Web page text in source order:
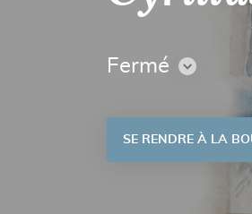
Fermé
SE RENDRE À LA
VOIR
SUR